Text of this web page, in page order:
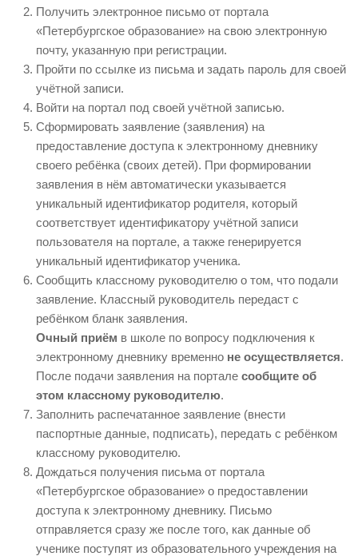
Получить электронное письмо от портала
«Петербургское образование» на свою электронную
почту, указанную при регистрации.
Пройти по ссылке из письма и задать пароль для своей
учётной записи.
Войти на портал под своей учётной записью.
Сформировать заявление (заявления) на
предоставление доступа к электронному дневнику
своего ребёнка (своих детей). При формировании
заявления в нём автоматически указывается
уникальный идентификатор родителя, который
соответствует идентификатору учётной записи
пользователя на портале, а также генерируется
уникальный идентификатор ученика.
Сообщить классному руководителю о том, что подали
заявление. Классный руководитель передаст с
ребёнком бланк заявления.
Очный приём в школе по вопросу подключения к
электронному дневнику временно не осуществляется.
После подачи заявления на портале сообщите об
этом классному руководителю.
Заполнить распечатанное заявление (внести
паспортные данные, подписать), передать с ребёнком
классному руководителю.
Дождаться получения письма от портала
«Петербургское образование» о предоставлении
доступа к электронному дневнику. Письмо
отправляется сразу же после того, как данные об
ученике поступят из образовательного учреждения на